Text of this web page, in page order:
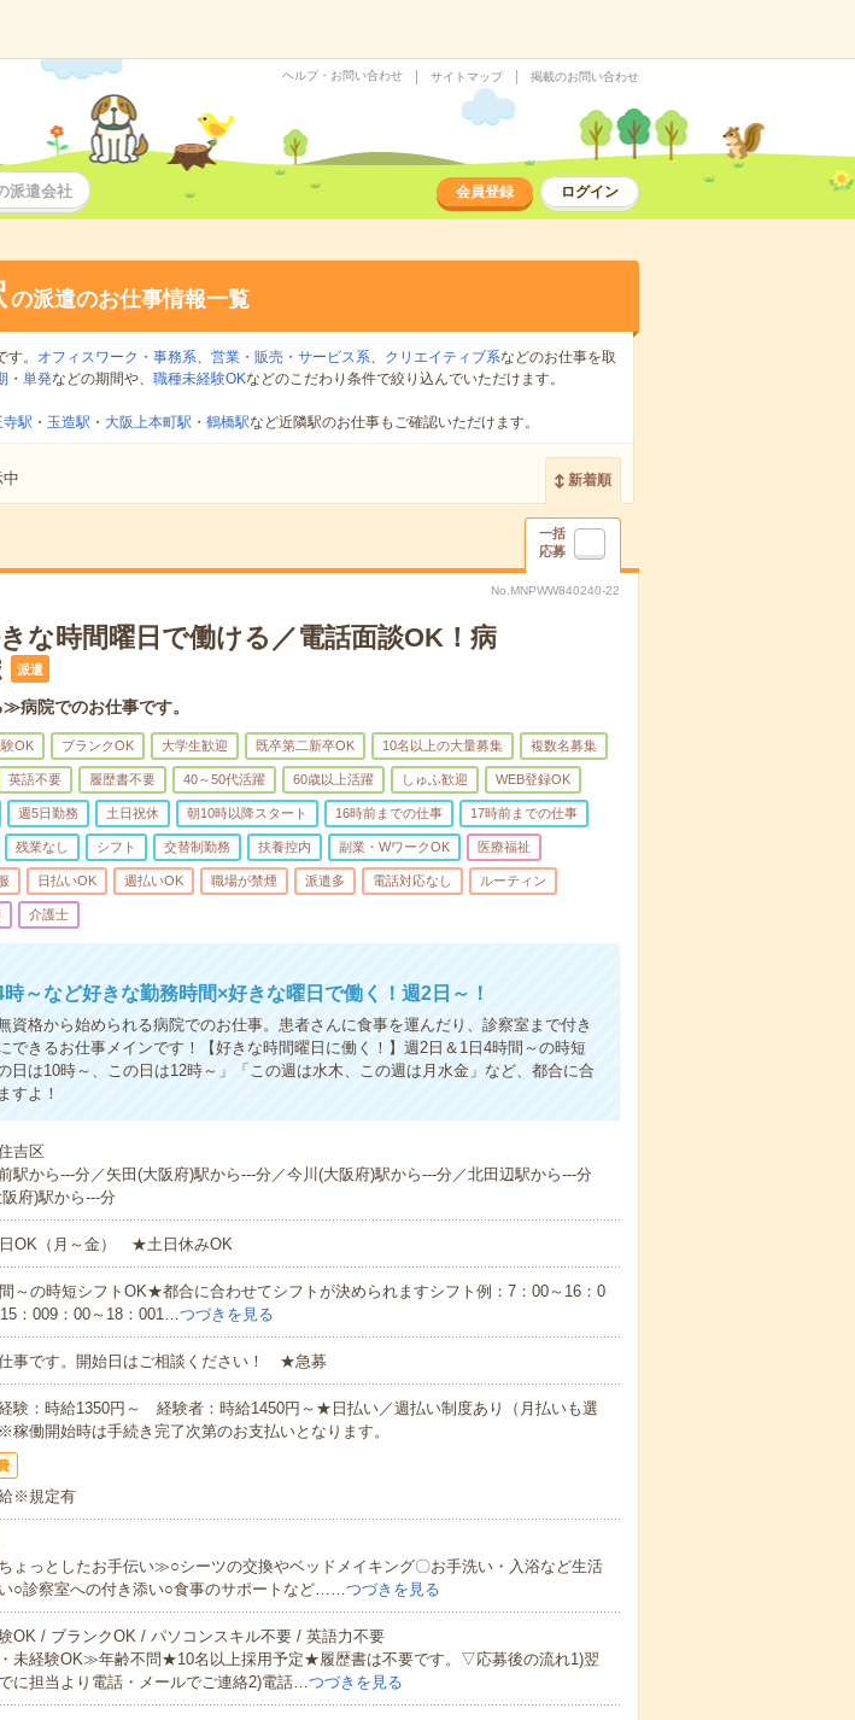
ヘルプ・お問い合わせ サイトマップ 掲載のお問い合わせ
派遣会社 会員登録 ログイン
の派遣のお仕事情報一覧
。 オフィスワーク・事務系、 営業・販売・サービス系、 クリエイティブ系などのお仕事を取
・ 単発などの期間や、 職種未経験OKなどのこだわり条件で絞り込んでいただけます。
寺駅 ・ 玉造駅 ・ 大阪上本町駅 ・ 鶴橋駅など近隣駅のお仕事もご確認いただけます。
新着順
一括
応募
No.MNPWW840240-22
な時間曜日で働ける／電話面談OK！病
派遣
病院でのお仕事です。
OK ブランクOK 大学生歓迎 既卒第二新卒OK 10名以上の大量募集 複数名募集
英語不要 履歴書不要 40～50代活躍 60歳以上活躍 しゅふ歓迎 WEB登録OK
週5日勤務 土日祝休 朝10時以降スタート 16時前までの仕事 17時前までの仕事
残業なし シフト 交替制勤務 扶養控内 副業・WワークOK 医療福祉
日払いOK 週払いOK 職場が禁煙 派遣多 電話対応なし ルーティン
介護士
～など好きな勤務時間×好きな曜日で働く！週2日～！
資格から始められる病院でのお仕事。患者さんに食事を運んだり、診察室まで付き
できるお仕事メインです！【好きな時間曜日に働く！】週2日＆1日4時間～の時短
日は10時～、この日は12時～」「この週は水木、この週は月水金」など、都合に合
すよ！
吉区
駅から---分／矢田(大阪府)駅から---分／今川(大阪府)駅から---分／北田辺駅から---分
府)駅から---分
OK（月～金） ★土日休みOK
～の時短シフトOK★都合に合わせてシフトが決められますシフト例：7：00～16：0
：009：00～18：001…つづきを見る
事です。開始日はご相談ください！ ★急募
験：時給1350円～ 経験者：時給1450円～★日払い／週払い制度あり（月払いも選
稼働開始時は手続き完了次第のお支払いとなります。
※規定有
ょっとしたお手伝い≫○シーツの交換やベッドメイキング〇お手洗い・入浴など生活
○診察室への付き添い○食事のサポートなど……つづきを見る
OK / ブランクOK / パソコンスキル不要 / 英語力不要
未経験OK≫年齢不問★10名以上採用予定★履歴書は不要です。▽応募後の流れ1)翌
に担当より電話・メールでご連絡2)電話…つづきを見る